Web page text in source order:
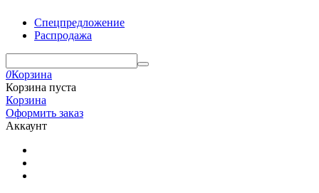
Спецпредложение
Распродажа
0Корзина
Корзина пуста
Корзина
Оформить заказ
Аккаунт